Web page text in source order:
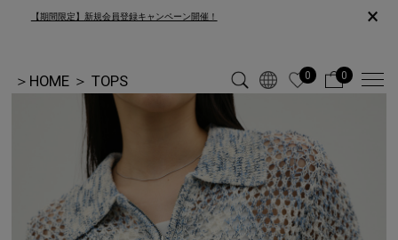
【期間限定】新規会員登録キャンペーン開催！ ×
＞ HOME ＞ TOPS 0 0